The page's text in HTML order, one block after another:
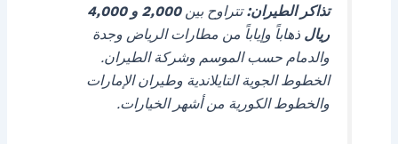
تذاكر الطيران:تتراوح بين
2,000 و 4,000
ريال ذهاباً وإياباً من مطارات الرياض وجدة
والدمام حسب الموسم وشركة الطيران.
الخطوط الجوية التايلاندية وطيران الإمارات
والخطوط الكورية من أشهر الخيارات.